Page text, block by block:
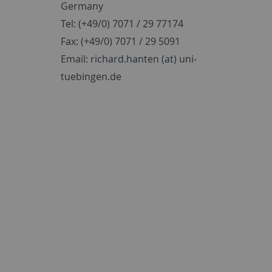
Germany
Tel: (+49/0) 7071 / 29 77174
Fax: (+49/0) 7071 / 29 5091
Email: richard.hanten (at) uni-
tuebingen.de